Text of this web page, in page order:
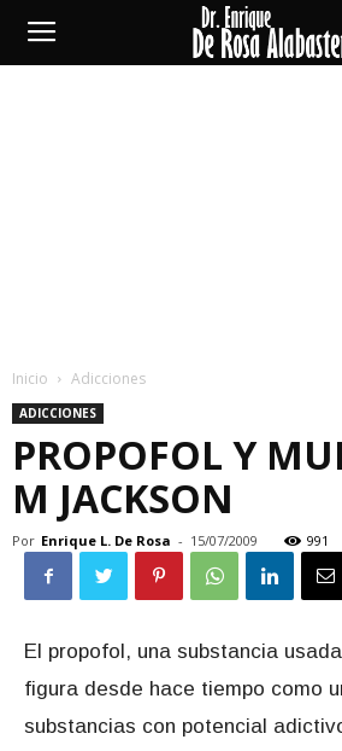
Enrique
Inicio Adicciones
ADICCIONES
PROPOFOL Y
M JACKSON
Por Enrique L. De Rosa - 15/07/2009 991
El propofol, una substancia
figura desde hace tiempo como
substancias con potencial